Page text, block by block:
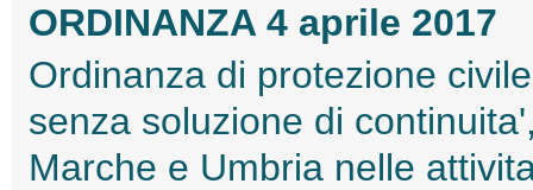
ORDINANZA 4 aprile 2017
Ordinanza di protezione
senza soluzione di
Marche e Umbria nelle